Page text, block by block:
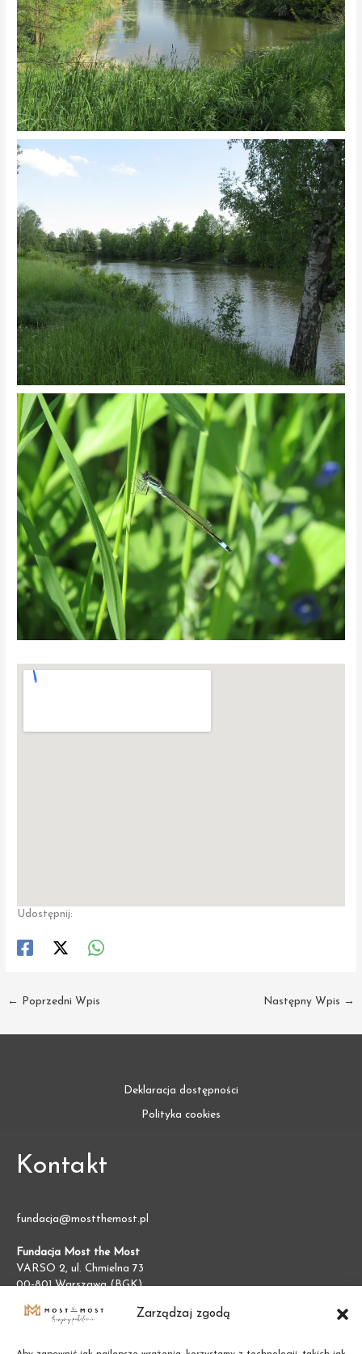
Zarządzaj zgodą
Udostępnij:
← Poprzedni Wpis Następny Wpis →
Deklaracja dostępności
Polityka cookies
Kontakt
fundacja@mostthemost.pl
Fundacja Most the Most
VARSO 2, ul. Chmielna 73
00-801 Warszawa (BGK)
REGON:387474695